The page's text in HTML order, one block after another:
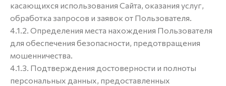
касающихся использования Сайта, оказания услуг,
обработка запросов и заявок от Пользователя.
4.1.2. Определения места нахождения Пользователя
для обеспечения безопасности, предотвращения
мошенничества.
4.1.3. Подтверждения достоверности и полноты
персональных данных, предоставленных